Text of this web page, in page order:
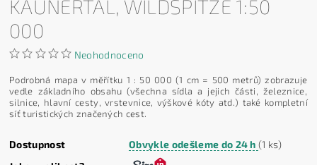
KAUNERTAL, WILDSPITZE 1:50
000
Neohodnoceno
Podrobná mapa v měřítku 1 : 50 000 (1 cm = 500 metrů) zobrazuje
vedle základního obsahu (všechna sídla a jejich části, železnice,
silnice, hlavní cesty, vrstevnice, výškové kóty atd.) také kompletní
síť turistických značených cest.
Dostupnost Obvykle odešleme do 24 h(1 ks)